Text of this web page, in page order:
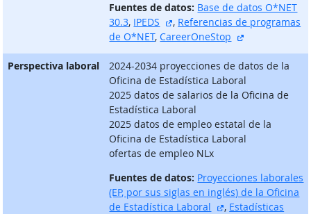
Fuentes de datos: Base de datos O*NET
30.3, IPEDS sitio externo
, Referencias de programas
de O*NET,CareerOneStop
Perspectiva laboral
2024-2034 proyecciones de datos de la
Oficina de Estadística Laboral
2025 datos de salarios de la Oficina de
Estadística Laboral
2025 datos de empleo estatal de la
Oficina de Estadística Laboral
ofertas de empleo NLx
Fuentes de datos: Proyecciones laborales
(EP, por sus siglas en inglés) de la Oficina
de Estadística Laboral
sitio externo
, Estadísticas